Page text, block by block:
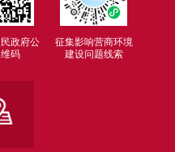
政府公
码
征集影响营商环境
建设问题线索